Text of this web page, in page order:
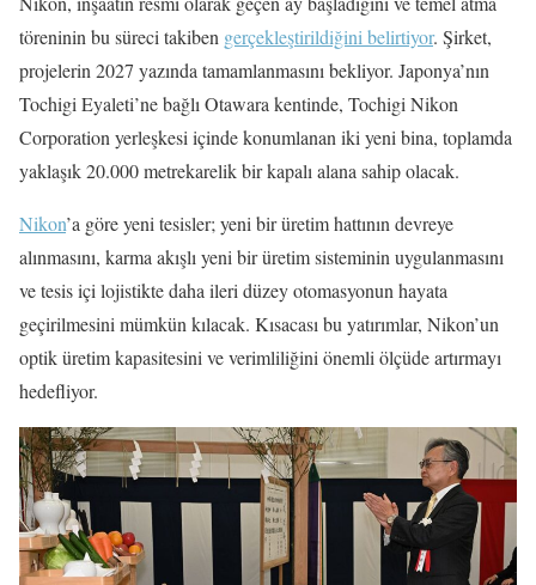
töreninin bu süreci takiben gerçekleştirildiğini belirtiyor. Şirket,
projelerin 2027 yazında tamamlanmasını bekliyor. Japonya’nın
Tochigi Eyaleti’ne bağlı Otawara kentinde, Tochigi Nikon
Corporation yerleşkesi içinde konumlanan iki yeni bina, toplamda
yaklaşık 20.000 metrekarelik bir kapalı alana sahip olacak.
Nikon’a göre yeni tesisler; yeni bir üretim hattının devreye
alınmasını, karma akışlı yeni bir üretim sisteminin uygulanmasını
ve tesis içi lojistikte daha ileri düzey otomasyonun hayata
geçirilmesini mümkün kılacak. Kısacası bu yatırımlar, Nikon’un
optik üretim kapasitesini ve verimliliğini önemli ölçüde artırmayı
hedefliyor.